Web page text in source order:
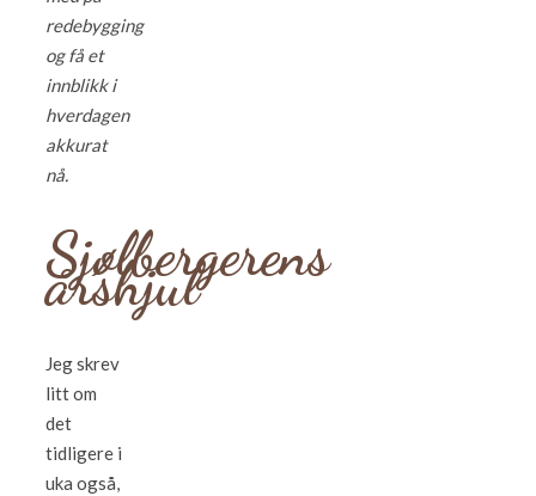
redebygging
og få et
innblikk i
hverdagen
akkurat
nå.
Sjølbergerens
årshjul
Jeg skrev
litt om
det
tidligere i
uka også,